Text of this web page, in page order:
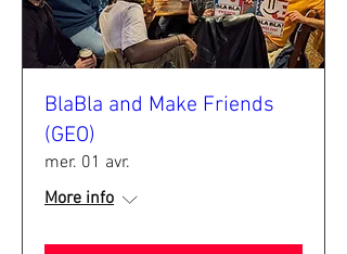
BlaBla and Make Friends
(GEO)
mer. 01 avr.
More info